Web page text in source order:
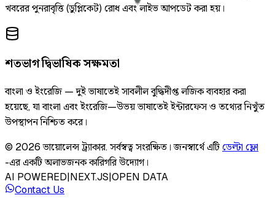
খবরের পুনরাবৃত্তি (ডুপ্লিকেট) রোধ এবং লাইভ আপডেট করা হয়।
শতভাগ দ্বিভাষিক সক্ষমতা
বাংলা ও ইংরেজি — দুই ভাষাতেই সাবলীল বুদ্ধিদীপ্ত লজিক ব্যবহার করা
হয়েছে, যা বাংলা এবং ইংরেজি—উভয় ভাষাতেই ইন্টারফেস ও তথ্যের নিখুঁত
উপস্থাপন নিশ্চিত করে।
© 2026 ভায়োলেন্স ট্র্যাকার.সর্বস্বত্ব সংরক্ষিত। জনস্বার্থে এটিডেল্টা ফ্লো
-এর একটি অলাভজনক কারিগরি উদ্যোগ।
AI POWERED|NEXT.JS|OPEN DATA
Contact Us